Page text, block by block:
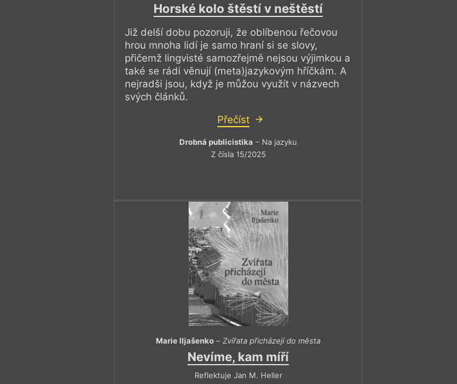
Horské kolo štěstí v neštěstí
Již delší dobu pozoruji, že oblíbenou řečovou
hrou mnoha lidí je samo hraní si se slovy,
přičemž lingvisté samozřejmě nejsou výjimkou a
také se rádi věnují (meta)jazykovým hříčkám. A
nejradši jsou, když je můžou využít v názvech
svých článků.
Přečíst
Drobná publicistika – Na jazyku
Z čísla 15/2025
Marie Iljašenko –Zvířata přicházejí do města
Nevíme, kam míří
Reflektuje Jan M. Heller